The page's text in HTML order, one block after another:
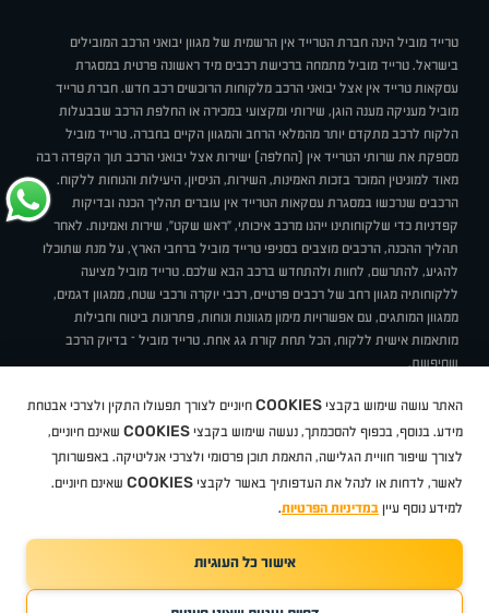
טרייד מוביל הינה חברת הטרייד אין הרשמית של מגוון יבואני הרכב המובילים
בישראל. טרייד מוביל מתמחה ברכישת רכבים מיד ראשונה פרטית במסגרת
עסקאות טרייד אין אצל יבואני הרכב מלקוחות הרוכשים רכב חדש. חברת טרייד
מוביל מעניקה מענה הוגן, שירותי ומקצועי במכירה או החלפת הרכב שבבעלות
הלקוח לרכב מתקדם יותר מהמלאי הרחב והמגוון הקיים בחברה. טרייד מוביל
מספקת את שרותי הטרייד אין (החלפה) ישירות אצל יבואני הרכב תוך הקפדה רבה
מאוד למוניטין המוכר בזכות האמינות, השירות, הניסיון, היעילות והנוחות ללקוח.
הרכבים שנרכשו במסגרת עסקאות הטרייד אין עוברים תהליך הכנה ובדיקות
קפדניות כדי שלקוחותינו ייהנו מרכב איכותי, "ראש שקט", שירות ואמינות. לאחר
תהליך ההכנה, הרכבים מוצבים בסניפי טרייד מוביל ברחבי הארץ, על מנת שתוכלו
להגיע, להתרשם, לחוות ולהתחדש ברכב הבא שלכם. טרייד מוביל מציעה
ללקוחותיה מגוון רחב של רכבים פרטיים, רכבי יוקרה ורכבי שטח, ממגוון דגמים,
ממגוון המותגים, עם אפשרויות מימון מגוונות ונוחות, פתרונות ביטוח וחבילות
מותאמות אישית ללקוח, הכל תחת קורת גג אחת. טרייד מוביל – בדיוק הרכב
שחיפשת.
תקנוןBUY BACKמבצעיםמגזין טרייד מובילאיך זה עובד? דרושים
ניהול העדפות עוגיות
סיטרואן אופלפיג'וMG
Geelyמזדהבי ווי דיצ'רי טסלהניסאןטויוטהדאצ'יהפולקסווגןטסלה
ב מ וולקסוסאאודיסקודהיונדאירנושברולט
TradeMobile instagram
TradeMobile facebook
האתר עושה שימוש בקבצי COOKIES חיוניים לצורך תפעולו התקין ולצרכי אבטחת
מידע. בנוסף, בכפוף להסכמתך, נעשה שימוש בקבצי COOKIES שאינם חיוניים,
לצורך שיפור חוויית הגלישה, התאמת תוכן פרסומי ולצרכי אנליטיקה. באפשרותך
לאשר, לדחות או לנהל את העדפותיך באשר לקבצי COOKIES שאינם חיוניים.
למידע נוסף עיין במדיניות הפרטיות.
אישור כל העוגיות